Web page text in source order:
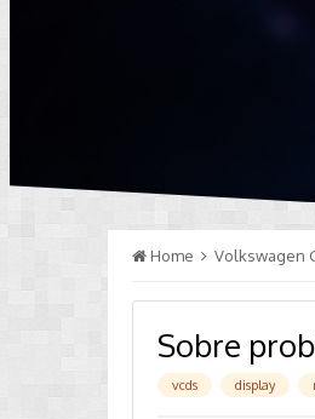
Home Volkswagen
Sobre
vcds display